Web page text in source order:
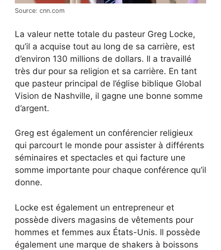
Source: cnn.com
La valeur nette totale du pasteur Greg Locke,
qu’il a acquise tout au long de sa carrière, est
d’environ 130 millions de dollars. Il a travaillé
très dur pour sa religion et sa carrière. En tant
que pasteur principal de l’église biblique Global
Vision de Nashville, il gagne une bonne somme
d’argent.
Greg est également un conférencier religieux
qui parcourt le monde pour assister à différents
séminaires et spectacles et qui facture une
somme importante pour chaque conférence qu’il
donne.
Locke est également un entrepreneur et
possède divers magasins de vêtements pour
hommes et femmes aux États-Unis. Il possède
également une marque de shakers à boissons